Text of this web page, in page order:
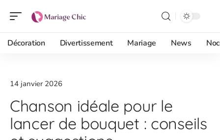
Décoration Divertissement Mariage News
14 janvier 2026
Chanson idéale pour le
lancer de bouquet : conseils